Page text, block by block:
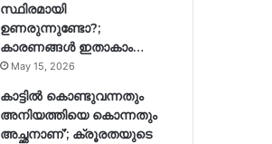
സ്ഥിരമായി
ഉണരുന്നുണ്ടോ?;
കാരണങ്ങള്‍ ഇതാകാം…
May 15, 2026
കാട്ടിൽ കൊണ്ടുവന്നതും
അനിയത്തിയെ കൊന്നതും
അച്ഛനാണ്’; ക്രൂരതയുടെ